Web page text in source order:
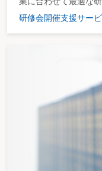
研修会開催支援サー